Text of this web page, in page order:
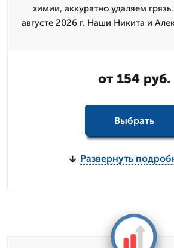
химии, аккуратно удаляем
августе 2026 г. Наши Никита и
от 154 руб.
Выбрать
Развернуть